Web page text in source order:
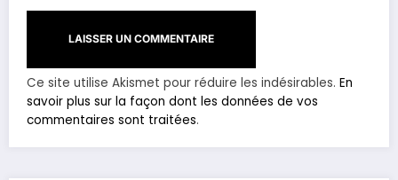
Ce site utilise Akismet pour réduire les indésirables. En
savoir plus sur la façon dont les données de vos
commentaires sont traitées.